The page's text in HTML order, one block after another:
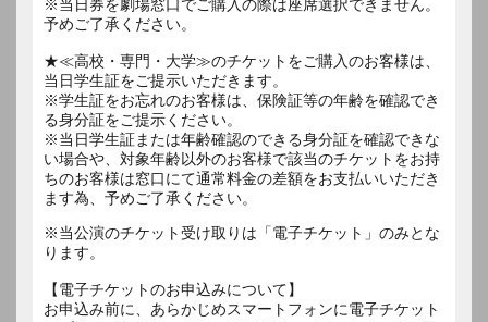
※当日券を劇場窓口でご購入の際は座席選択できません。
予めご了承ください。
★≪高校・専門・大学≫のチケットをご購入のお客様は、
当日学生証をご提示いただきます。
※学生証をお忘れのお客様は、保険証等の年齢を確認でき
る身分証をご提示ください。
※当日学生証または年齢確認のできる身分証を確認できな
い場合や、対象年齢以外のお客様で該当のチケットをお持
ちのお客様は窓口にて通常料金の差額をお支払いいただき
ます為、予めご了承ください。
※当公演のチケット受け取りは「電子チケット」のみとな
ります。
【電子チケットのお申込みについて】
お申込み前に、あらかじめスマートフォンに電子チケット